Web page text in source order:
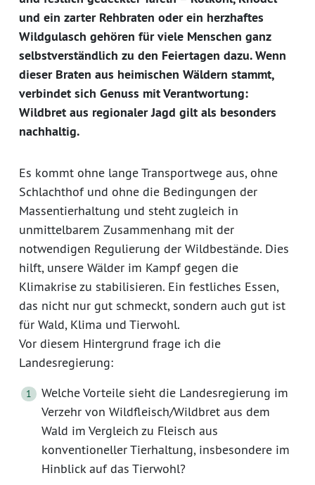
und ein zarter Rehbraten oder ein herzhaftes
Wildgulasch gehören für viele Menschen ganz
selbstverständlich zu den Feiertagen dazu. Wenn
dieser Braten aus heimischen Wäldern stammt,
verbindet sich Genuss mit Verantwortung:
Wildbret aus regionaler Jagd gilt als besonders
nachhaltig.
Es kommt ohne lange Transportwege aus, ohne
Schlachthof und ohne die Bedingungen der
Massentierhaltung und steht zugleich in
unmittelbarem Zusammenhang mit der
notwendigen Regulierung der Wildbestände. Dies
hilft, unsere Wälder im Kampf gegen die
Klimakrise zu stabilisieren. Ein festliches Essen,
das nicht nur gut schmeckt, sondern auch gut ist
für Wald, Klima und Tierwohl.
Vor diesem Hintergrund frage ich die
Landesregierung:
Welche Vorteile sieht die Landesregierung im
Verzehr von Wildfleisch/Wildbret aus dem
Wald im Vergleich zu Fleisch aus
konventioneller Tierhaltung, insbesondere im
Hinblick auf das Tierwohl?